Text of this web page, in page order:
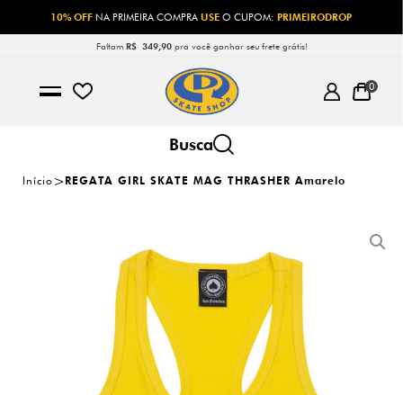
10% OFF NA PRIMEIRA COMPRAUSEO CUPOM:PRIMEIRODROP
Faltam R$ 349,90pra você ganhar seu frete grátis!
0
Início REGATA GIRL SKATE MAG THRASHER Amarelo